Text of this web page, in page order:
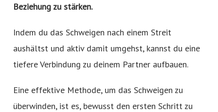
Beziehung zu stärken.
Indem du das Schweigen nach einem Streit
aushältst und aktiv damit umgehst, kannst du eine
tiefere Verbindung zu deinem Partner aufbauen.
Eine effektive Methode, um das Schweigen zu
überwinden, ist es, bewusst den ersten Schritt zu